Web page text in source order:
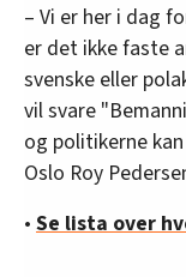
– Vi er her i dag
er det ikke faste
svenske eller
vil svare
og politikerne
Oslo Roy
• Se lista over